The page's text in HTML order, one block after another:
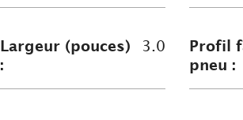
Largeur (pouces)
:
3.0
Profil
pneu :